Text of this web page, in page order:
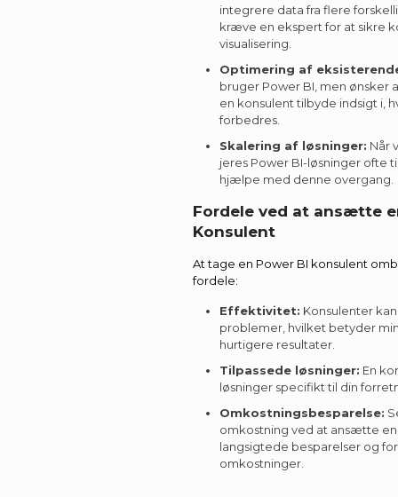
integrere data fra flere
kræve en ekspert for at sikre
visualisering.
Optimering af
bruger Power BI, men ønsker
en konsulent tilbyde indsigt i,
forbedres.
Skalering af løsninger: Når
jeres Power BI-løsninger ofte
hjælpe med denne overgang.
Fordele ved at ansætte
Konsulent
At tage en Power BI konsulent
fordele:
Effektivitet: Konsulenter
problemer, hvilket betyder
hurtigere resultater.
Tilpassede løsninger: En
løsninger specifikt til din
Omkostningsbesparelse:
omkostning ved at ansætte
langsigtede besparelser og
omkostninger.